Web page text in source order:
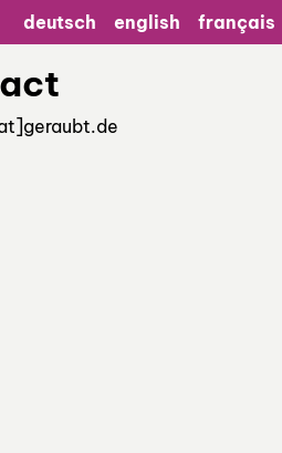
deutsch english français